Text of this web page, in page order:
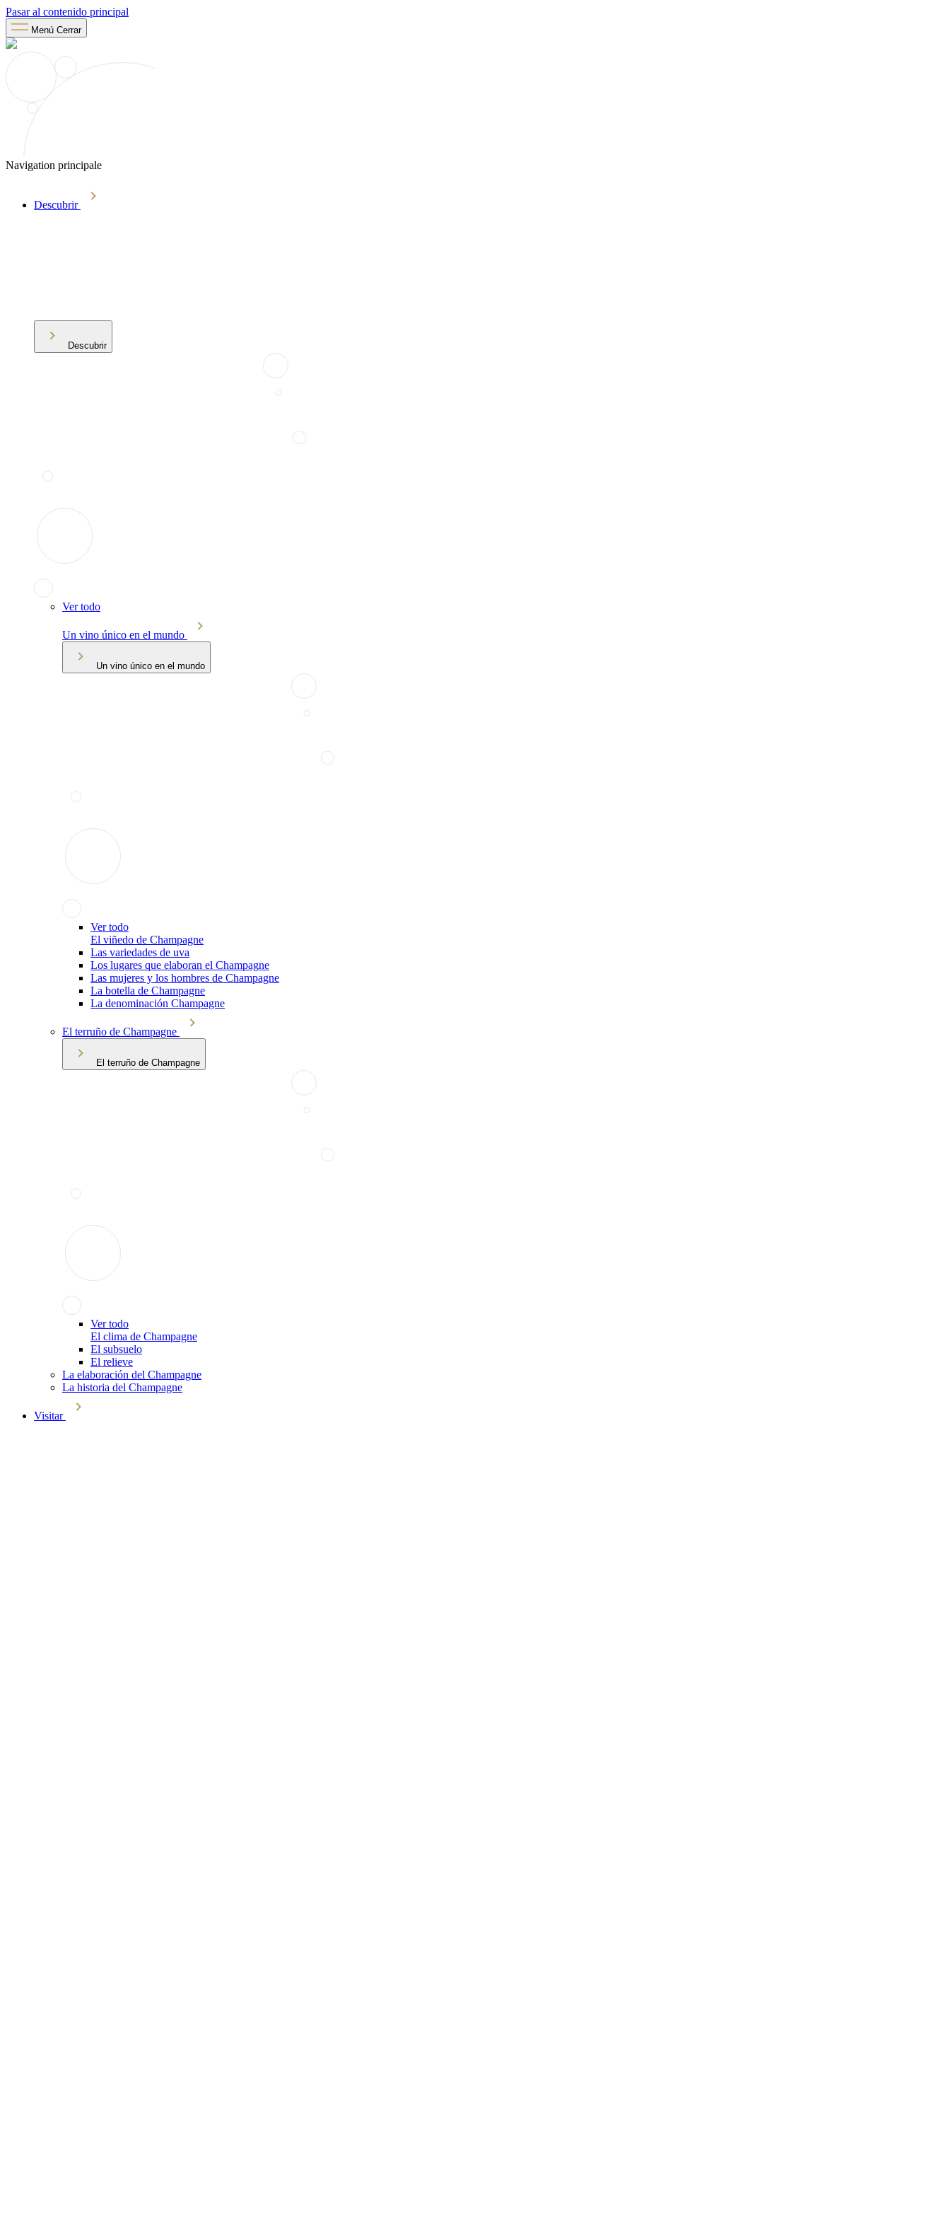
Pasar al contenido principal
Menú Cerrar
Navigation principale
Descubrir
Descubrir
Ver todo
Un vino único en el mundo
Un vino único en el mundo
Ver todo
El viñedo de Champagne
Las variedades de uva
Los lugares que elaboran el Champagne
Las mujeres y los hombres de Champagne
La botella de Champagne
La denominación Champagne
El terruño de Champagne
El terruño de Champagne
Ver todo
El clima de Champagne
El subsuelo
El relieve
La elaboración del Champagne
La historia del Champagne
Visitar